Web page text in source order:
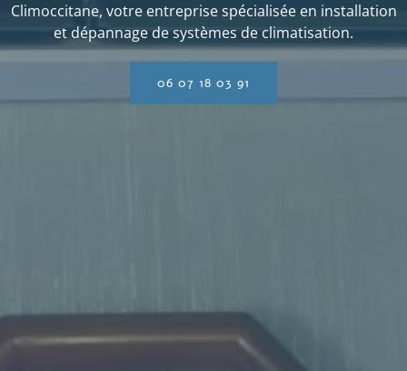
Climoccitane, votre entreprise spécialisée en installation
et dépannage de systèmes de climatisation.
06 07 18 03 91